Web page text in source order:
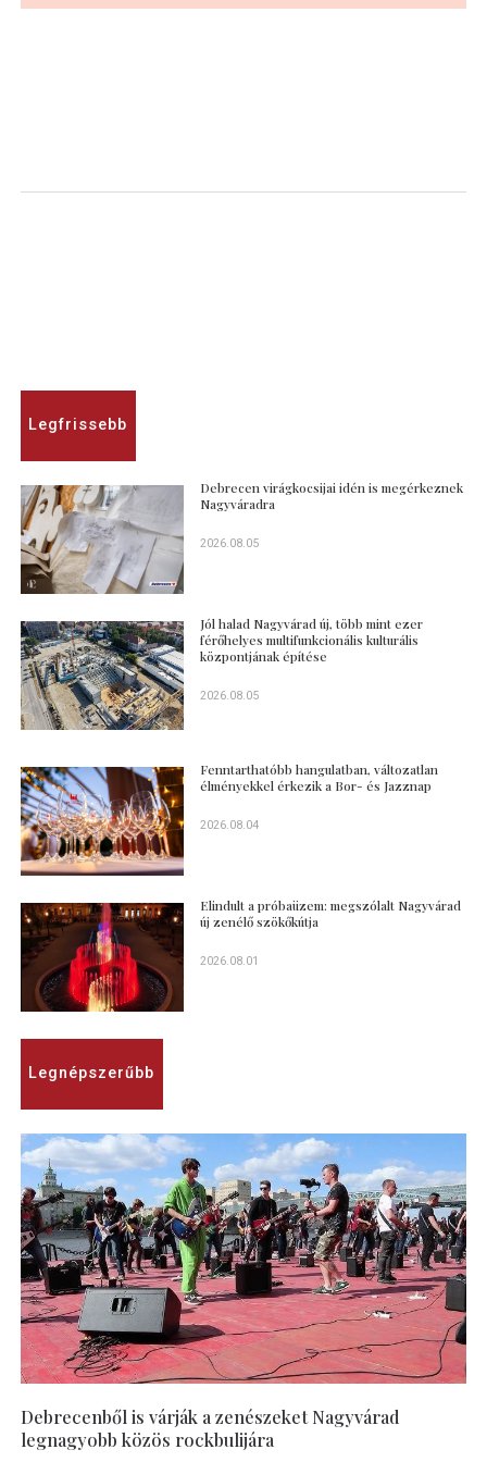
Legfrissebb
Debrecen virágkocsijai idén is megérkeznek
Nagyváradra
2026.08.05
Jól halad Nagyvárad új, több mint ezer
férőhelyes multifunkcionális kulturális
központjának építése
2026.08.05
Fenntarthatóbb hangulatban, változatlan
élményekkel érkezik a Bor- és Jazznap
2026.08.04
Elindult a próbaüzem: megszólalt Nagyvárad
új zenélő szökőkútja
2026.08.01
Legnépszerűbb
Debrecenből is várják a zenészeket Nagyvárad
legnagyobb közös rockbulijára